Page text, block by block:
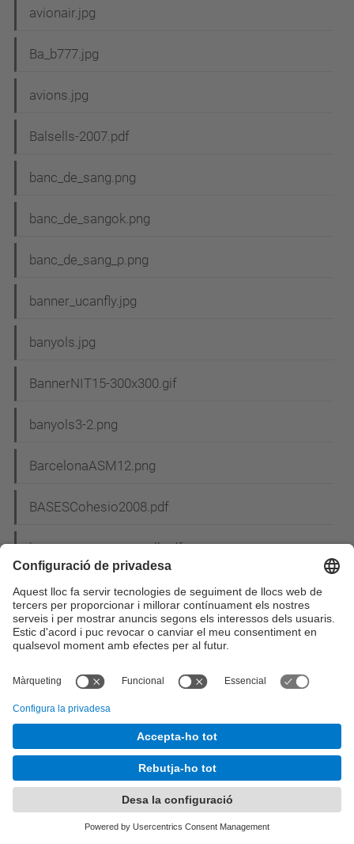
avionair.jpg
Ba_b777.jpg
avions.jpg
Balsells-2007.pdf
banc_de_sang.png
banc_de_sangok.png
banc_de_sang_p.png
banner_ucanfly.jpg
banyols.jpg
BannerNIT15-300x300.gif
banyols3-2.png
BarcelonaASM12.png
BASESCohesio2008.pdf
bases_concurs_cartell.pdf
Bases del concurs de nadales_2.pdf
Bases_sorteig_MU.pdf
Bases XIII Premio Abertis (Es).pdf
BASM2013.png
BASM2013pq.png